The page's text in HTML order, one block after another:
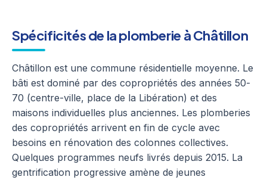
Spécificités de la plomberie à Châtillon
Châtillon est une commune résidentielle moyenne. Le
bâti est dominé par des copropriétés des années 50-
70 (centre-ville, place de la Libération) et des
maisons individuelles plus anciennes. Les plomberies
des copropriétés arrivent en fin de cycle avec
besoins en rénovation des colonnes collectives.
Quelques programmes neufs livrés depuis 2015. La
gentrification progressive amène de jeunes